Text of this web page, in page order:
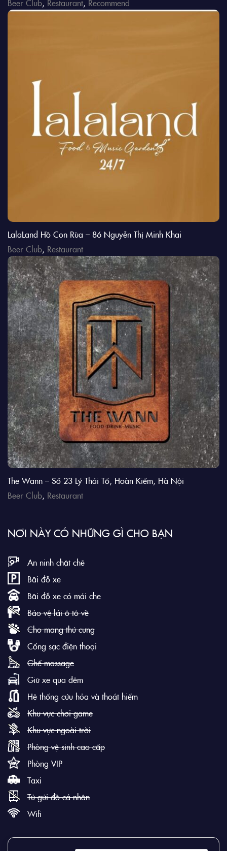
Beer Club, Restaurant, Recommend
LalaLand Hồ Con Rùa – 86 Nguyễn Thị Minh Khai
Beer Club, Restaurant
The Wann – Số 23 Lý Thái Tổ, Hoàn Kiếm, Hà Nội
Beer Club, Restaurant
NƠI NÀY CÓ NHỮNG GÌ CHO BẠN
An ninh chặt chẽ
Bãi đỗ xe
Bãi đỗ xe có mái che
Bảo vệ lái ô tô về
Cho mang thú cưng
Cổng sạc điện thoại
Ghế massage
Giữ xe qua đêm
Hệ thống cứu hỏa và thoát hiểm
Khu vực chơi game
Khu vực ngoài trời
Phòng vệ sinh cao cấp
Phòng VIP
Taxi
Tủ gửi đồ cá nhân
Wifi